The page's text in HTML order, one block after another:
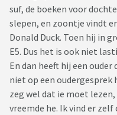
suf, de boeken voor
slepen, en zoontje vindt
Donald Duck. Toen hij in
E5. Dus het is ook niet
En dan heeft hij een
niet op een
zeg wel dat ie moet
vreemde he. Ik vind er